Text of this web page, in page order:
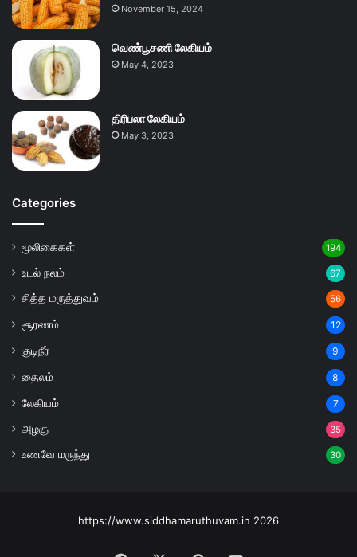
November 15, 2024
வெண்பூசணி லேகியம்
May 4, 2023
திரிபலா லேகியம்
May 3, 2023
Categories
மூலிகைகள் 194
உடல் நலம் 67
சித்த மருத்துவம் 56
சூரணம் 12
குடிநீர் 9
தைலம் 8
லேகியம் 7
அழகு 35
உணவே மருந்து 30
https://www.siddhamaruthuvam.in 2026